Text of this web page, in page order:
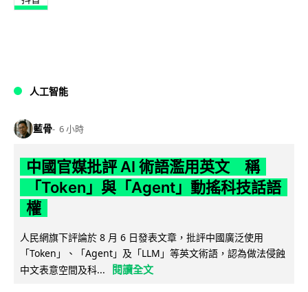
人工智能
藍骨 6 小時
中國官媒批評 AI 術語濫用英文 稱
「Token」與「Agent」動搖科技話語
權
人民網旗下評論於 8 月 6 日發表文章，批評中國廣泛使用
「Token」、「Agent」及「LLM」等英文術語，認為做法侵蝕
中文表意空間及科...
閱讀全文